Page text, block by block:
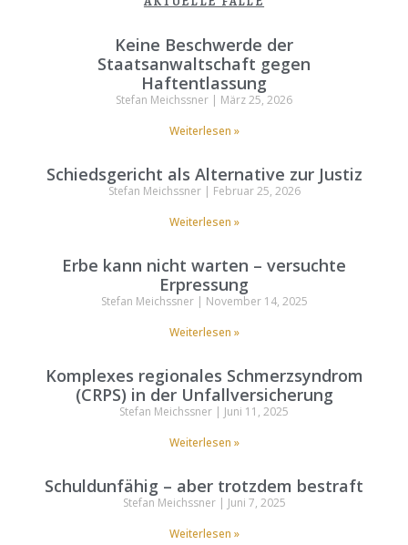
Keine Beschwerde der
Staatsanwaltschaft gegen
Haftentlassung
Stefan Meichssner
März 25, 2026
Weiterlesen »
Schiedsgericht als Alternative zur Justiz
Stefan Meichssner
Februar 25, 2026
Weiterlesen »
Erbe kann nicht warten – versuchte
Erpressung
Stefan Meichssner
November 14, 2025
Weiterlesen »
Komplexes regionales Schmerzsyndrom
(CRPS) in der Unfallversicherung
Stefan Meichssner
Juni 11, 2025
Weiterlesen »
Schuldunfähig – aber trotzdem bestraft
Stefan Meichssner
Juni 7, 2025
Weiterlesen »